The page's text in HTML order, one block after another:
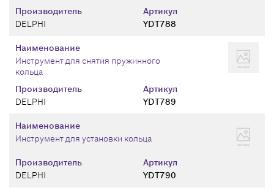
Производитель
DELPHI
Артикул
YDT788
Производитель
DELPHI
Артикул
YDT789
Наименование
Инструмент для снятия пружинного
кольца
Производитель
DELPHI
Артикул
YDT790
Наименование
Инструмент для установки кольца